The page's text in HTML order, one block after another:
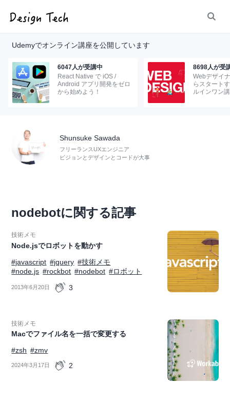
Udemyでオンライン講座を公開しています
6047人が受講中
React Native で iOS /
Android アプリ開発をゼロ
から始めよう！
8698人が受
Webデザイ
らスタート
ルインワン
nodebotに関する記事
技術メモ
Node.jsでロボットを動かす
#javascript #jquery #技術メモ
#node.js #rockbot #nodebot #ロボット
2013年6月20日 3
技術メモ
Macでファイル名を一括で変更する
#zsh #zmv
2024年3月17日 2
Shunsuke Sawada
フリーランスUXエンジニア
ビジョンとデザインとコードが大事